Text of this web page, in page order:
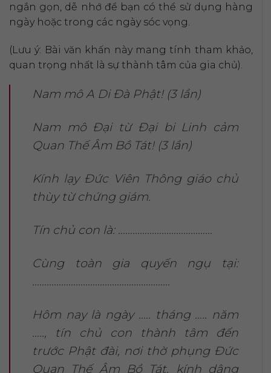
ngắn gọn, dễ nhớ để bạn có thể sử dụng hàng
ngày hoặc trong các ngày sóc vọng.
(Lưu ý: Bài văn khấn này mang tính tham khảo,
quan trọng nhất là sự thành tâm của gia chủ).
Nam mô A Di Đà Phật! (3 lần)
Nam mô Đại từ Đại bi Linh cảm
Quan Thế Âm Bồ Tát! (3 lần)
Kính lạy Đức Viên Thông giáo chủ
thùy từ chứng giám.
Tín chủ con là: …………………………………
Cùng toàn gia quyến ngụ tại:
…………………………………………………
Hôm nay là ngày ….. tháng ….. năm
….., tín chủ con thành tâm đến
trước Phật đài, nơi thờ phụng Đức
Quan Thế Âm Bồ Tát, kính dâng